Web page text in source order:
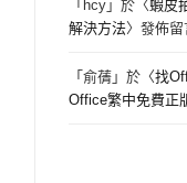
「 hcy 」於〈蝦皮
解決方法〉發佈留
「 俞蒨 」於〈找
Office繁中免費正